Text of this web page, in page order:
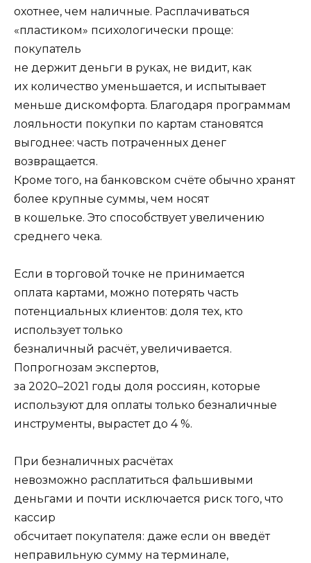
охотнее, чем наличные. Расплачиваться
«пластиком» психологически проще:
покупатель
не держит деньги в руках, не видит, как
их количество уменьшается, и испытывает
меньше дискомфорта. Благодаря программам
лояльности покупки по картам становятся
выгоднее: часть потраченных денег
возвращается.
Кроме того, на банковском счёте обычно хранят
более крупные суммы, чем носят
в кошельке. Это способствует увеличению
среднего чека.
Если в торговой точке не принимается
оплата картами, можно потерять часть
потенциальных клиентов: доля тех, кто
использует только
безналичный расчёт, увеличивается.
Попрогнозам экспертов,
за 2020–2021 годы доля россиян, которые
используют для оплаты только безналичные
инструменты, вырастет до 4 %.
При безналичных расчётах
невозможно расплатиться фальшивыми
деньгами и почти исключается риск того, что
кассир
обсчитает покупателя: даже если он введёт
неправильную сумму на терминале,